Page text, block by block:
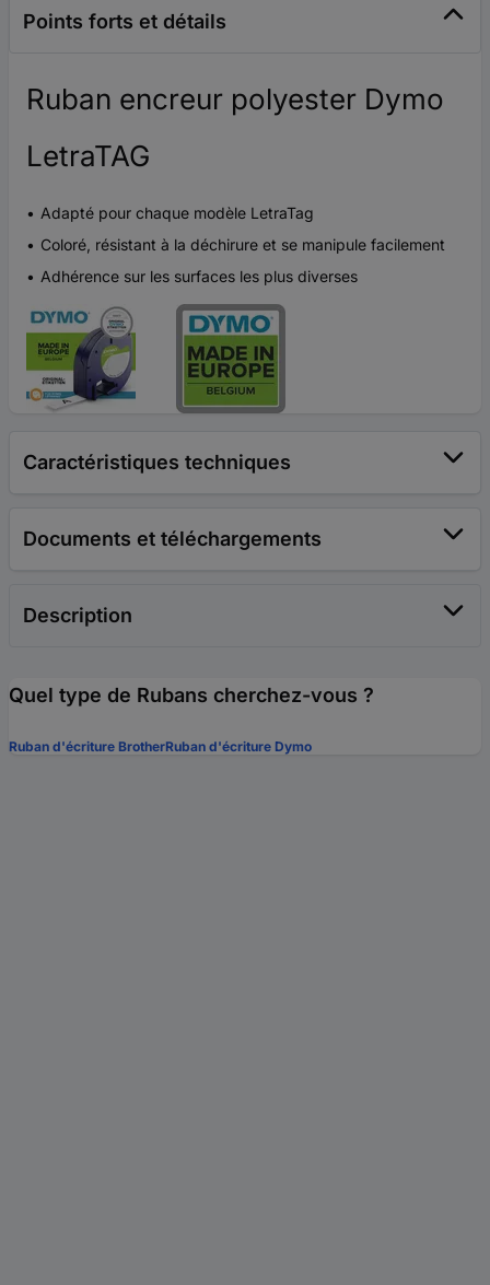
Points forts et détails
Ruban encreur polyester Dymo
LetraTAG
Adapté pour chaque modèle LetraTag
Coloré, résistant à la déchirure et se manipule facilement
Adhérence sur les surfaces les plus diverses
Caractéristiques techniques
Documents et téléchargements
Description
Quel type de Rubans cherchez-vous ?
Ruban d'écriture BrotherRuban d'écriture Dymo